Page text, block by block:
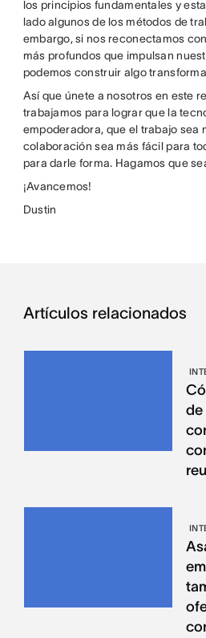
los principios fundamentales y
lado algunos de los métodos de
embargo, si nos reconectamos
más profundos que impulsan
podemos construir algo
Así que únete a nosotros en este
trabajamos para lograr que la
empoderadora, que el trabajo sea
colaboración sea más fácil para
para darle forma. Hagamos que
¡Avancemos!
Dustin
Artículos relacionados
de